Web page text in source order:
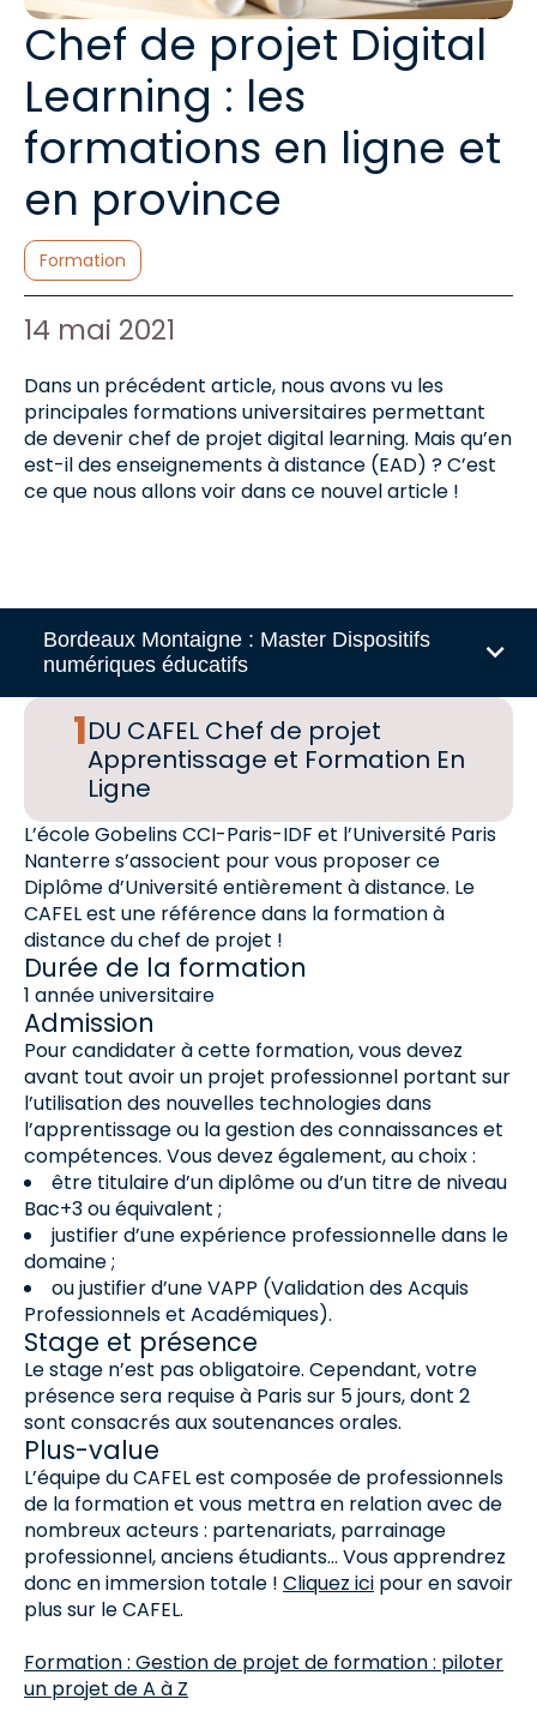
Chef de projet Digital
Learning : les
formations en ligne et
en province
Catégories :
Formation
Auteur de l'article :
Date de publication :
14 mai 2021
Dans un précédent article, nous avons vu les
principales formations universitaires permettant
de devenir chef de projet digital learning. Mais qu’en
est-il des enseignements à distance (EAD) ? C’est
ce que nous allons voir dans ce nouvel article !
DU CAFEL Chef de projet
Apprentissage et Formation En
Ligne
L’école Gobelins CCI-Paris-IDF et l’Université Paris
Nanterre s’associent pour vous proposer ce
Diplôme d’Université entièrement à distance. Le
CAFEL est une référence dans la formation à
distance du chef de projet !
Durée de la formation
1 année universitaire
Admission
Pour candidater à cette formation, vous devez
avant tout avoir un projet professionnel portant sur
l’utilisation des nouvelles technologies dans
l’apprentissage ou la gestion des connaissances et
compétences. Vous devez également, au choix :
être titulaire d’un diplôme ou d’un titre de niveau
Bac+3 ou équivalent ;
justifier d’une expérience professionnelle dans le
domaine ;
ou justifier d’une VAPP (Validation des Acquis
Professionnels et Académiques).
Stage et présence
Le stage n’est pas obligatoire. Cependant, votre
présence sera requise à Paris sur 5 jours, dont 2
sont consacrés aux soutenances orales.
Plus-value
L’équipe du CAFEL est composée de professionnels
de la formation et vous mettra en relation avec de
nombreux acteurs : partenariats, parrainage
professionnel, anciens étudiants… Vous apprendrez
donc en immersion totale ! Cliquez ici pour en savoir
plus sur le CAFEL.
Formation : Gestion de projet de formation : piloter
un projet de A à Z
Bordeaux Montaigne : Master Dispositifs
numériques éducatifs